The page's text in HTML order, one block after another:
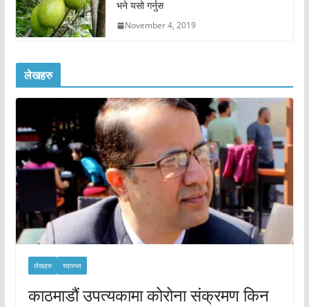
भने यसो गर्नुस
November 4, 2019
लेखहरु
लेखहरु स्वास्थ्य
काठमाडौं उपत्यकामा कोरोना संक्रमण किन